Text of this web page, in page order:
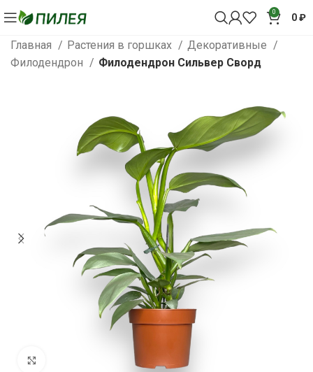
0 0₽
Главная Растения в горшках
Декоративные
Филодендрон
Филодендрон Сильвер Сворд
Нажмите, чтобы увеличить